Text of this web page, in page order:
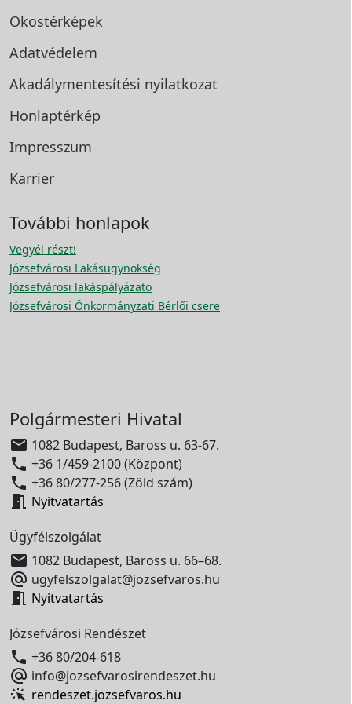
Okostérképek
Adatvédelem
Akadálymentesítési nyilatkozat
Honlaptérkép
Impresszum
Karrier
További honlapok
Vegyél részt!
Józsefvárosi Lakásügynökség
Józsefvárosi lakáspályázato
Józsefvárosi Önkormányzati Bérlői csere
Polgármesteri Hivatal
 1082 Budapest, Baross u. 63-67.
 +36 1/459-2100 (Központ)
 +36 80/277-256 (Zöld szám)
 Nyitvatartás
Ügyfélszolgálat
 1082 Budapest, Baross u. 66–68.
 ugyfelszolgalat@jozsefvaros.hu
 Nyitvatartás
Józsefvárosi Rendészet
 +36 80/204-618
 info@jozsefvarosirendeszet.hu
rendeszet.jozsefvaros.hu